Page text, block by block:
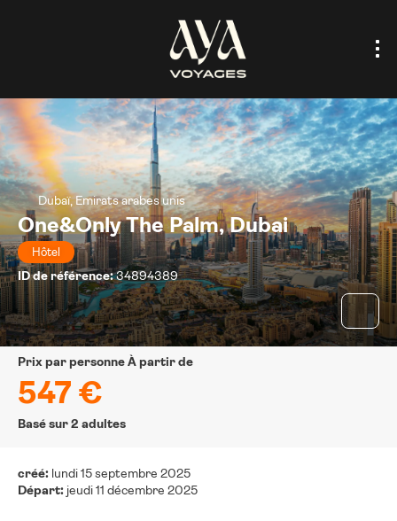
Dubaï, Emirats arabes unis
One&Only The Palm, Dubai
Hôtel
ID de référence:34894389
prix par personne À partir de
547 €
Basé sur 2 adultes
créé: lundi 15 septembre 2025
Départ: jeudi 11 décembre 2025